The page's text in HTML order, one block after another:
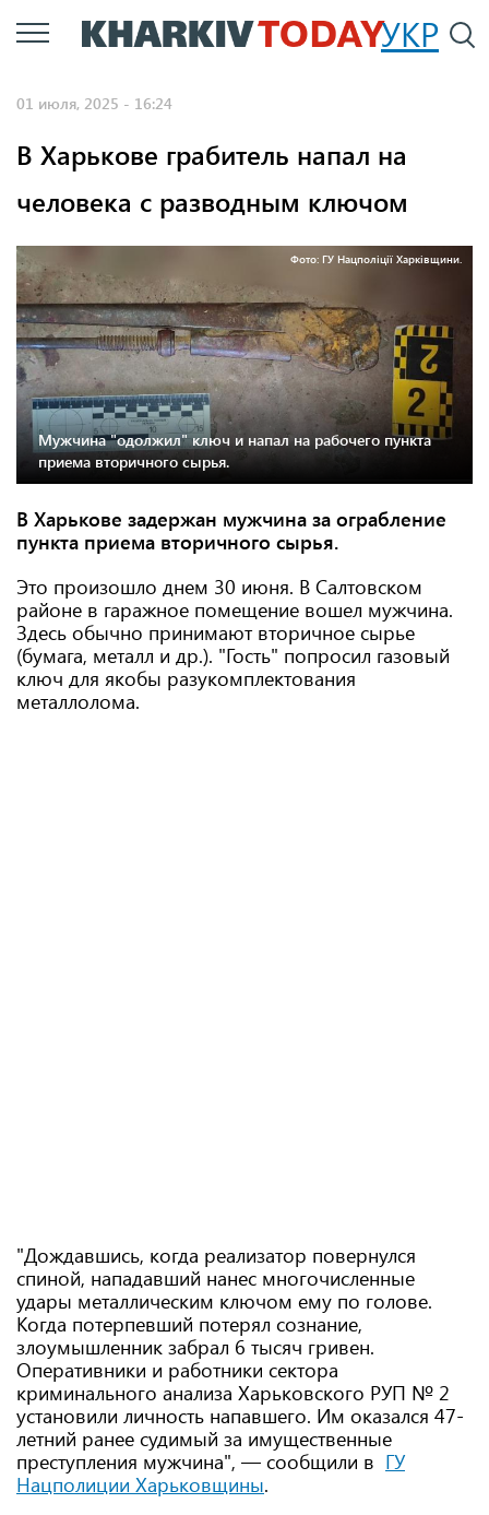
Перейти
к
УКР
01 июля, 2025 - 16:24
В Харькове грабитель напал на
человека с разводным ключом
Фото: ГУ Нацполіції Харківщини.
Мужчина "одолжил" ключ и напал на рабочего пункта
приема вторичного сырья.
В Харькове задержан мужчина за ограбление
пункта приема вторичного сырья.
Это произошло днем ​​30 июня. В Салтовском
районе в гаражное помещение вошел мужчина.
Здесь обычно принимают вторичное сырье
(бумага, металл и др.). "Гость" попросил газовый
ключ для якобы разукомплектования
металлолома.
"Дождавшись, когда реализатор повернулся
спиной, нападавший нанес многочисленные
удары металлическим ключом ему по голове.
Когда потерпевший потерял сознание,
злоумышленник забрал 6 тысяч гривен.
Оперативники и работники сектора
криминального анализа Харьковского РУП № 2
установили личность напавшего. Им оказался 47-
летний ранее судимый за имущественные
преступления мужчина", — сообщили в ГУ
Нацполиции Харьковщины.